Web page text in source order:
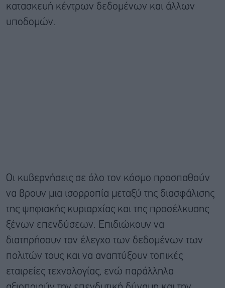
κατασκευή κέντρων δεδομένων και άλλων
υποδομών.
Οι κυβερνήσεις σε όλο τον κόσμο προσπαθούν
να βρουν μια ισορροπία μεταξύ της διασφάλισης
της ψηφιακής κυριαρχίας και της προσέλκυσης
ξένων επενδύσεων. Επιδιώκουν να
διατηρήσουν τον έλεγχο των δεδομένων των
πολιτών τους και να αναπτύξουν τοπικές
εταιρείες τεχνολογίας, ενώ παράλληλα